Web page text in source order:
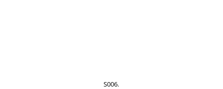
S006.